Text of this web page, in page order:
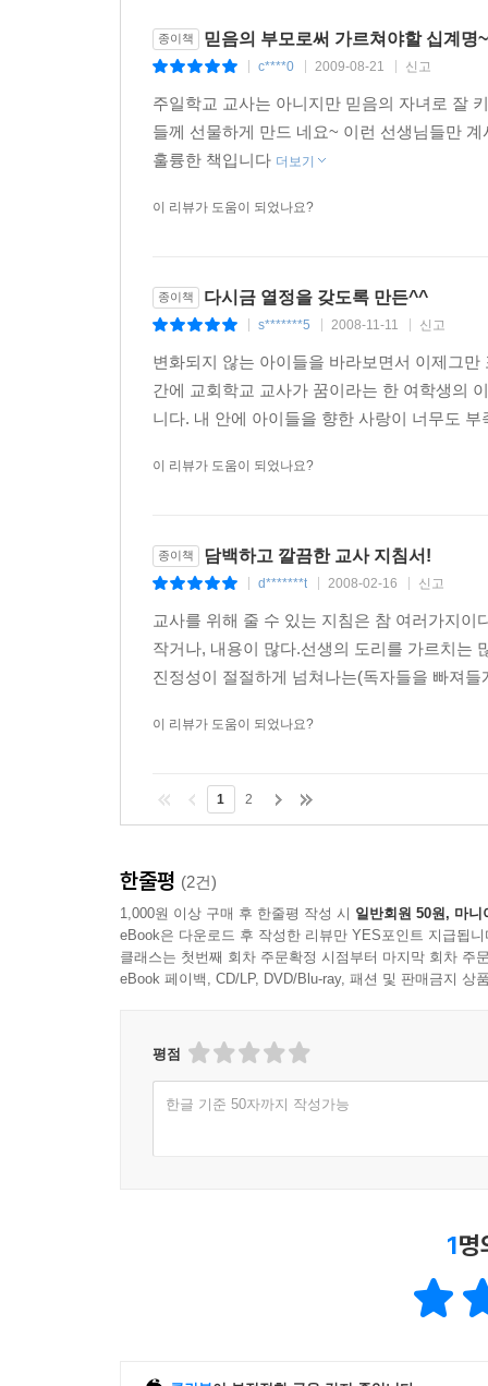
종이책 믿음의 부모로써 가르쳐야할 십계명~
c****0 2009-08-21 신고
주일학교 교사는 아니지만 믿음의 자녀로 잘
들께 선물하게 만드 네요~ 이런 선생님들만
훌륭한 책입니다 더보기
이 리뷰가 도움이 되었나요?
종이책 다시금 열정을 갖도록 만든^^
s*******5 2008-11-11 신고
변화되지 않는 아이들을 바라보면서 이제그
간에 교회학교 교사가 꿈이라는 한 여학생의
니다. 내 안에 아이들을 향한 사랑이 너무도
이 리뷰가 도움이 되었나요?
종이책 담백하고 깔끔한 교사 지침서!
d*******t 2008-02-16 신고
교사를 위해 줄 수 있는 지침은 참 여러가지
작거나, 내용이 많다.선생의 도리를 가르치는
진정성이 절절하게 넘쳐나는(독자들을 빠져
이 리뷰가 도움이 되었나요?
1 2
한줄평 (2건)
1,000원 이상 구매 후 한줄평 작성 시 일반회원 50원, 마니
eBook은 다운로드 후 작성한 리뷰만 YES포인트 지급됩니
클래스는 첫번째 회차 주문확정 시점부터 마지막 회차 주
eBook 페이백, CD/LP, DVD/Blu-ray, 패션 및 판매금지 상
평점
한글 기준 50자까지 작성가능
1명